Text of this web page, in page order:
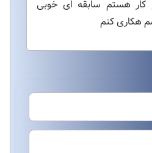
هستم سابقه ای خوبی
هکاری کنم